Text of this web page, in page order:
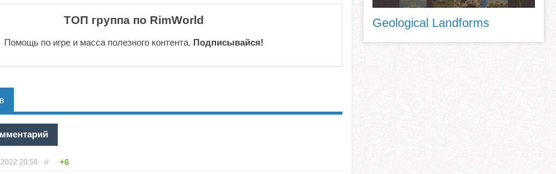
ТОП группа по RimWorld
Помощь по игре и масса полезного контента. Подписывайся!
20:58 # +6
Geological Landforms